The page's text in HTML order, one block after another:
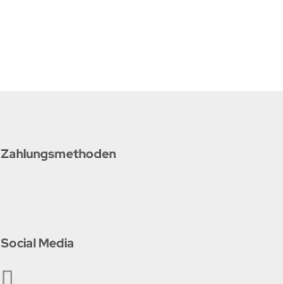
Zahlungsmethoden
Social Media